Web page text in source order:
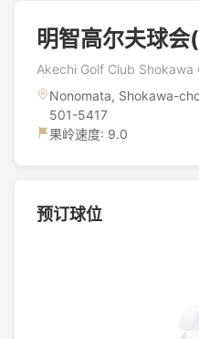
明智高尔夫球会
Akechi Golf Club Shokawa
Nonomata, Shokawa-
501-5417
果岭速度: 9.0
预订球位